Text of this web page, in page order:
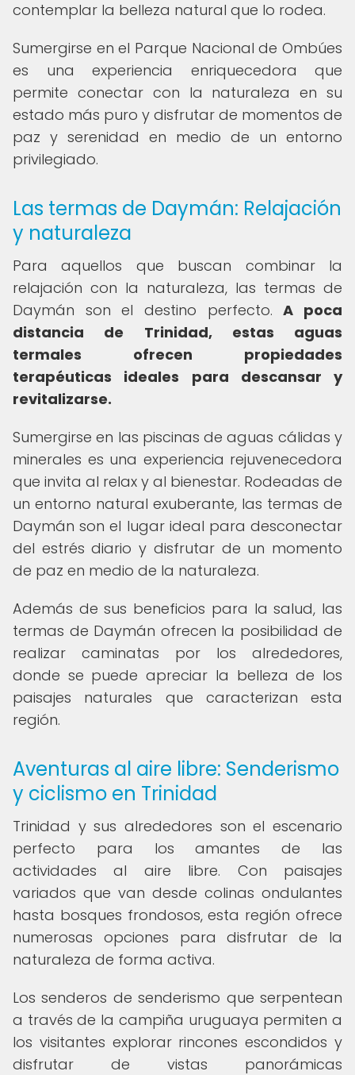
contemplar la belleza natural que lo rodea.
Sumergirse en el Parque Nacional de Ombúes
es una experiencia enriquecedora que
permite conectar con la naturaleza en su
estado más puro y disfrutar de momentos de
paz y serenidad en medio de un entorno
privilegiado.
Las termas de Daymán: Relajación
y naturaleza
Para aquellos que buscan combinar la
relajación con la naturaleza, las termas de
Daymán son el destino perfecto.A poca
distancia de Trinidad, estas aguas
termales ofrecen propiedades
terapéuticas ideales para descansar y
revitalizarse.
Sumergirse en las piscinas de aguas cálidas y
minerales es una experiencia rejuvenecedora
que invita al relax y al bienestar. Rodeadas de
un entorno natural exuberante, las termas de
Daymán son el lugar ideal para desconectar
del estrés diario y disfrutar de un momento
de paz en medio de la naturaleza.
Además de sus beneficios para la salud, las
termas de Daymán ofrecen la posibilidad de
realizar caminatas por los alrededores,
donde se puede apreciar la belleza de los
paisajes naturales que caracterizan esta
región.
Aventuras al aire libre: Senderismo
y ciclismo en Trinidad
Trinidad y sus alrededores son el escenario
perfecto para los amantes de las
actividades al aire libre. Con paisajes
variados que van desde colinas ondulantes
hasta bosques frondosos, esta región ofrece
numerosas opciones para disfrutar de la
naturaleza de forma activa.
Los senderos de senderismo que serpentean
a través de la campiña uruguaya permiten a
los visitantes explorar rincones escondidos y
disfrutar de vistas panorámicas